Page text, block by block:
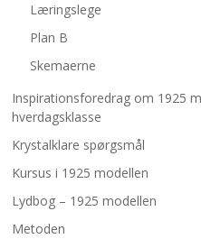
Læringslege
Plan B
Skemaerne
Inspirationsforedrag om 1925
hverdagsklasse
Krystalklare spørgsmål
Kursus i 1925 modellen
Lydbog – 1925 modellen
Metoden